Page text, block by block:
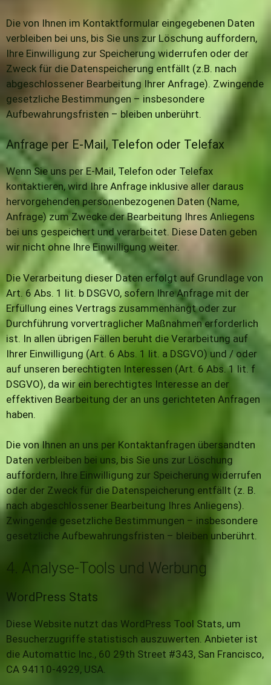
Die von Ihnen im Kontaktformular eingegebenen Daten
verbleiben bei uns, bis Sie uns zur Löschung auffordern,
Ihre Einwilligung zur Speicherung widerrufen oder der
Zweck für die Datenspeicherung entfällt (z.B. nach
abgeschlossener Bearbeitung Ihrer Anfrage). Zwingende
gesetzliche Bestimmungen – insbesondere
Aufbewahrungsfristen – bleiben unberührt.
Anfrage per E-Mail, Telefon oder Telefax
Wenn Sie uns per E-Mail, Telefon oder Telefax
kontaktieren, wird Ihre Anfrage inklusive aller daraus
hervorgehenden personenbezogenen Daten (Name,
Anfrage) zum Zwecke der Bearbeitung Ihres Anliegens
bei uns gespeichert und verarbeitet. Diese Daten geben
wir nicht ohne Ihre Einwilligung weiter.
Die Verarbeitung dieser Daten erfolgt auf Grundlage von
Art. 6 Abs. 1 lit. b DSGVO, sofern Ihre Anfrage mit der
Erfüllung eines Vertrags zusammenhängt oder zur
Durchführung vorvertraglicher Maßnahmen erforderlich
ist. In allen übrigen Fällen beruht die Verarbeitung auf
Ihrer Einwilligung (Art. 6 Abs. 1 lit. a DSGVO) und / oder
auf unseren berechtigten Interessen (Art. 6 Abs. 1 lit. f
DSGVO), da wir ein berechtigtes Interesse an der
effektiven Bearbeitung der an uns gerichteten Anfragen
haben.
Die von Ihnen an uns per Kontaktanfragen übersandten
Daten verbleiben bei uns, bis Sie uns zur Löschung
auffordern, Ihre Einwilligung zur Speicherung widerrufen
oder der Zweck für die Datenspeicherung entfällt (z. B.
nach abgeschlossener Bearbeitung Ihres Anliegens).
Zwingende gesetzliche Bestimmungen – insbesondere
gesetzliche Aufbewahrungsfristen – bleiben unberührt.
4. Analyse-Tools und Werbung
WordPress Stats
Diese Website nutzt das WordPress Tool Stats, um
Besucherzugriffe statistisch auszuwerten. Anbieter ist
die Automattic Inc., 60 29th Street #343, San Francisco,
CA 94110-4929, USA.